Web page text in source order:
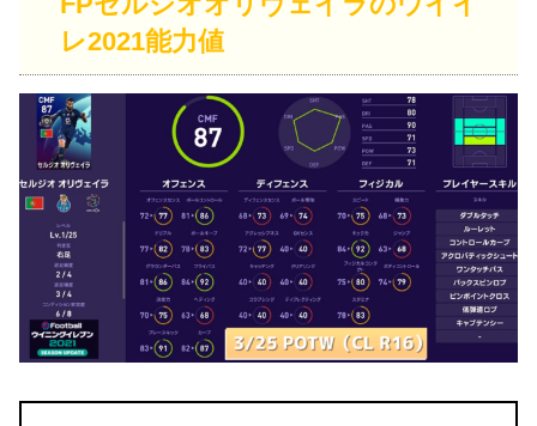
レ2021能力値